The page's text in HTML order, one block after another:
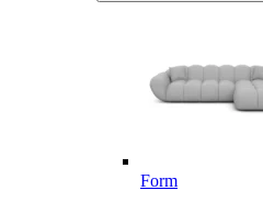
Form